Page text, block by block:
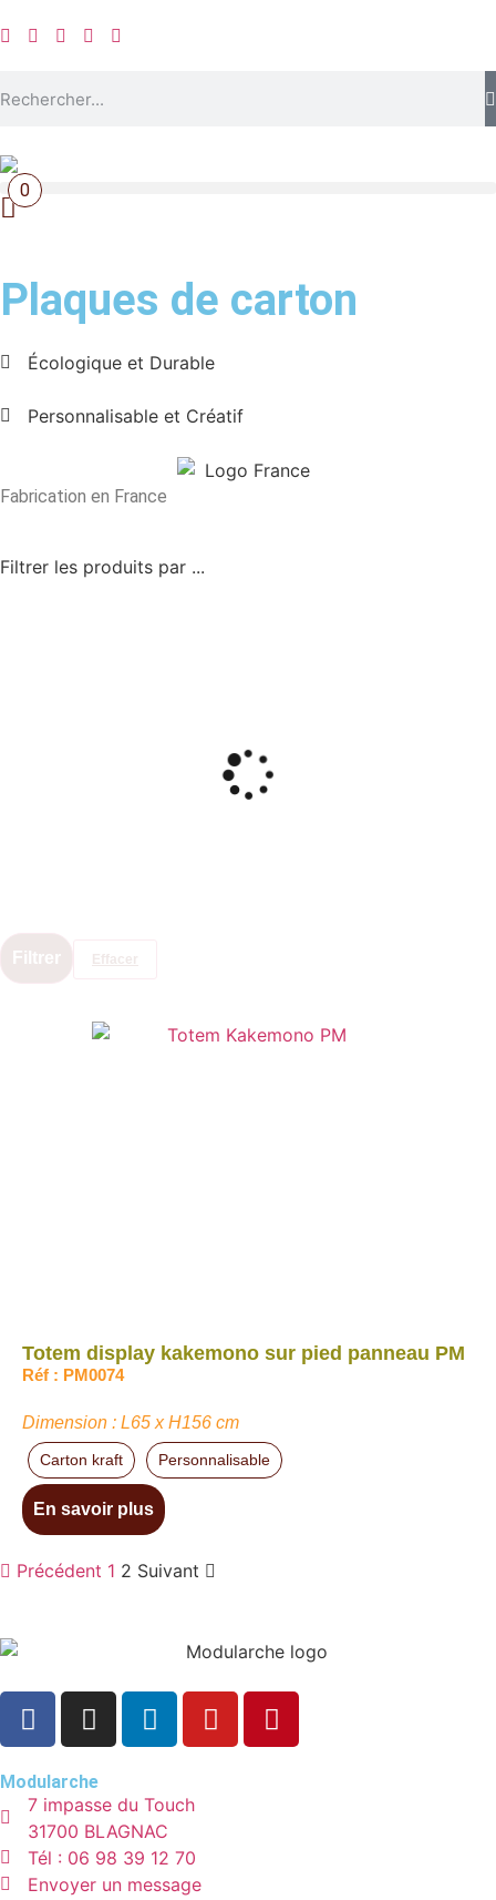
0
Plaques de carton
Écologique et Durable
Personnalisable et Créatif
Fabrication en France
Filtrer les produits par ...
Filtrer Effacer
Totem display kakemono sur pied panneau PM
Réf : PM0074
En savoir plus
Carton kraft Personnalisable
Dimension : L65 x H156 cm
Précédent 1 2 Suivant
Modularche
7 impasse du Touch
31700 BLAGNAC
Tél : 06 98 39 12 70
Envoyer un message